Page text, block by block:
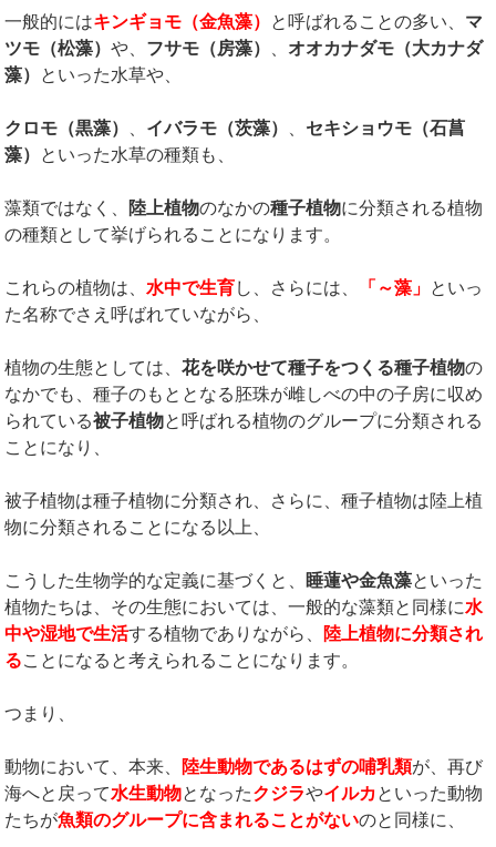
一般的にはキンギョモ（金魚藻） と呼ばれることの多い、 マ
ツモ（松藻）や、 フサモ（房藻）
オオカナダモ（大カナダ
藻） といった水草や、
クロモ（黒藻） イバラモ（茨藻）
セキショウモ（石菖
藻） といった水草の種類も、
藻類ではなく、 陸上植物のなかの種子植物に分類される植物
の種類として挙げられることになります。
これらの植物は、 水中で生育し、さらには、 「～藻」 といっ
た名称でさえ呼ばれていながら、
植物の生態としては、花を咲かせて種子をつくる種子植物の
なかでも、種子のもととなる胚珠が雌しべの中の子房に収め
られている被子植物と呼ばれる植物のグループに分類される
ことになり、
被子植物は種子植物に分類され、さらに、種子植物は陸上植
物に分類されることになる以上、
こうした生物学的な定義に基づくと、 睡蓮や金魚藻といった
植物たちは、その生態においては、一般的な藻類と同様に水
中や湿地で生活する植物でありながら、 陸上植物に分類され
ることになると考えられることになります。
つまり、
動物において、本来、 陸生動物であるはずの哺乳類が、再び
海へと戻って水生動物となったクジラやイルカといった動物
たちが魚類のグループに含まれることがないのと同様に、